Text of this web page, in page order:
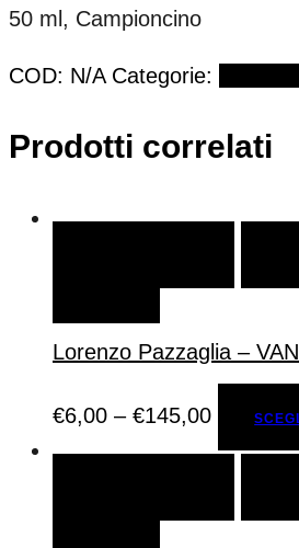
50 ml, Campioncino
COD: N/A Categorie:
Prodotti correlati
Lorenzo Pazzaglia –
€6,00 – €145,00